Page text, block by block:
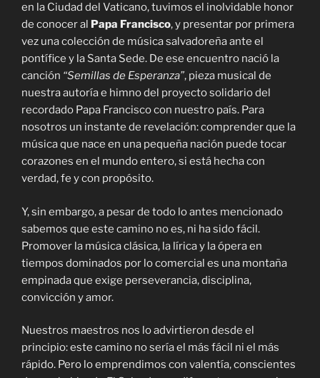
en la Ciudad del Vaticano, tuvimos el inolvidable honor
de conocer al
Papa Francisco, y presentar por primera
vez una colección de música salvadoreña ante el
pontífice y la Santa Sede. De ese encuentro nació la
canción “Semillas de Esperanza”, pieza musical de
nuestra autoría e himno del proyecto solidario del
recordado Papa Francisco con nuestro país. Para
nosotros un instante de revelación: comprender que la
música que nace en una pequeña nación puede tocar
corazones en el mundo entero, si está hecha con
verdad, fe y con propósito.
Y, sin embargo, a pesar de todo lo antes mencionado
sabemos que este camino no es, ni ha sido fácil.
Promover la música clásica, la lírica y la ópera en
tiempos dominados por lo comercial es una montaña
empinada que exige perseverancia, disciplina,
convicción y amor.
Nuestros maestros nos lo advirtieron desde el
principio: este camino no sería el más fácil ni el más
rápido. Pero lo emprendimos con valentía, conscientes